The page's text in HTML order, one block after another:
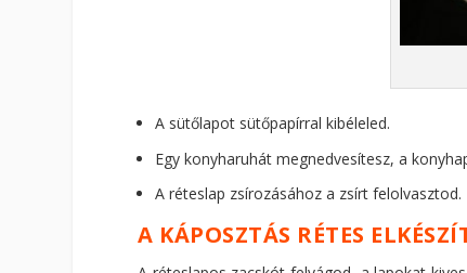
A sütőlapot sütőpapírral kibéleled.
Egy konyharuhát megnedvesítesz, a
A réteslap zsírozásához a zsírt felolvasztod.
A KÁPOSZTÁS RÉTES